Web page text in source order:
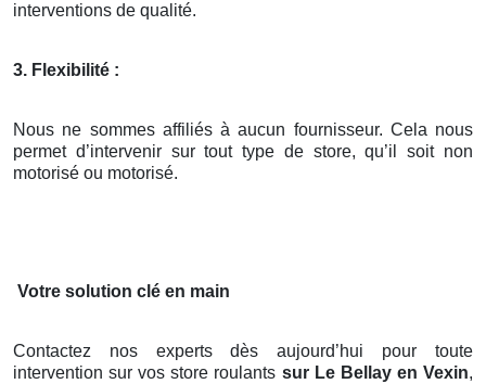
interventions de qualité.
3. Flexibilité :
Nous ne sommes affiliés à aucun fournisseur. Cela nous
permet d’intervenir sur tout type de store, qu’il soit non
motorisé ou motorisé.
Votre solution clé en main
Contactez nos experts dès aujourd’hui pour toute
intervention sur vos store roulants sur Le Bellay en Vexin,